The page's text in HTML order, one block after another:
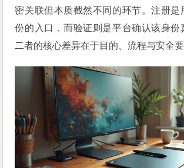
密关联但本质截然不同的环节。注册是
份的入口，而验证则是平台确认该身份
二者的核心差异在于目的、流程与安全要